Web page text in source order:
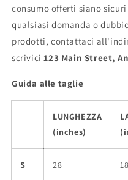
consumo offerti siano
qualsiasi domanda o
prodotti, contattaci
scrivici123 Main Street,
Guida alle taglie
LUNGHEZZA
(inches)
S 28 18